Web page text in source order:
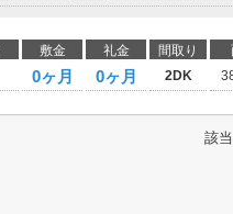
敷金 礼金 間取り
0ヶ月 0ヶ月 2DK
該